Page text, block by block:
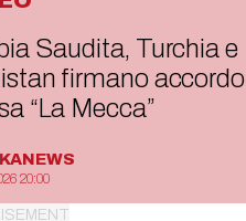
Saudita, Turchia e
firmano accordo
“La Mecca”
20:00